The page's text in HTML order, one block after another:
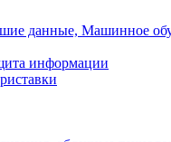
данные, Машинное
информации